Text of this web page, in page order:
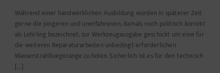
Während einer handwerklichen Ausbildung wurden in späterer Zeit
gerne die jüngeren und unerfahrenen, damals noch politisch korrekt
als Lehrling bezeichnet, zur Werkzeugausgabe geschickt um eine für
die weiteren Reparaturarbeiten unbedingt erforderlichen
Wasserstrahlbiegezange zu holen. Sicherlich ist es für den technisch
[...]